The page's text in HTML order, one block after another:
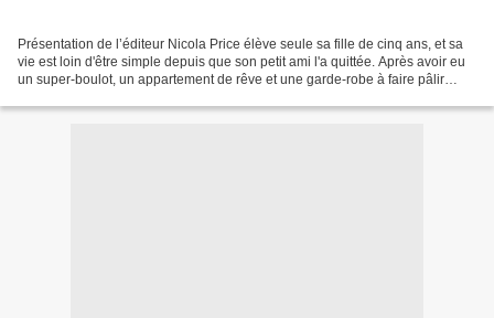
Présentation de l’éditeur Nicola Price élève seule sa fille de cinq ans, et sa
vie est loin d'être simple depuis que son petit ami l'a quittée. Après avoir eu
un super-boulot, un appartement de rêve et une garde-robe à faire pâlir